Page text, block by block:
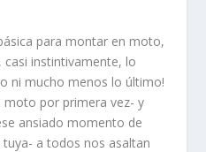
para montar en moto,
casi instintivamente, lo
ni mucho menos lo último!
por primera vez- y
ansiado momento de
a todos nos asaltan